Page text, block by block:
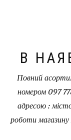
В
Повний
номером 097
адресою :
роботи